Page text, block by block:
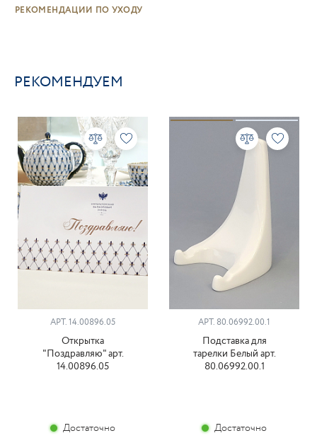
РЕКОМЕНДАЦИИ ПО УХОДУ
РЕКОМЕНДУЕМ
АРТ. 14.00896.05
Открытка
"Поздравляю" арт.
14.00896.05
Достаточно
АРТ. 80.06992.00.1
Подставка для
тарелки Белый арт.
80.06992.00.1
Достаточно